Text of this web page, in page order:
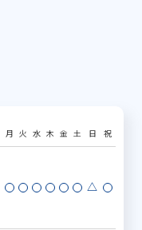
月 火 水 木 金 土 日 祝
△